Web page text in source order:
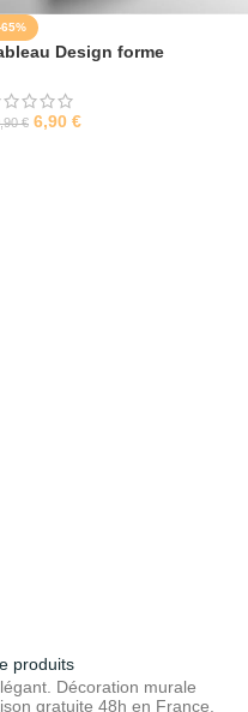
65%
Design forme
€ 6,90 €
produits
Décoration murale
gratuite 48h en France.